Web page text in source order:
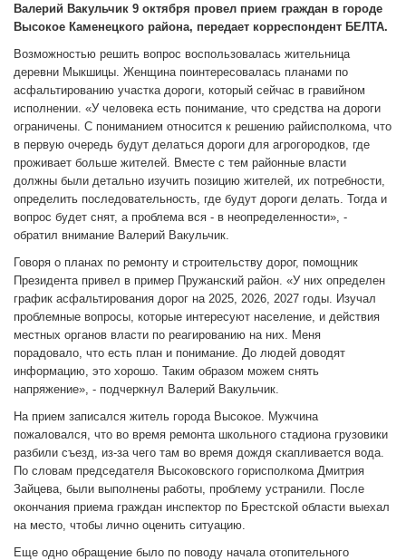
Валерий Вакульчик 9 октября провел прием граждан в городе
Высокое Каменецкого района, передает корреспондент БЕЛТА.
Возможностью решить вопрос воспользовалась жительница
деревни Мыкшицы. Женщина поинтересовалась планами по
асфальтированию участка дороги, который сейчас в гравийном
исполнении. «У человека есть понимание, что средства на дороги
ограничены. С пониманием относится к решению райисполкома, что
в первую очередь будут делаться дороги для агрогородков, где
проживает больше жителей. Вместе с тем районные власти
должны были детально изучить позицию жителей, их потребности,
определить последовательность, где будут дороги делать. Тогда и
вопрос будет снят, а проблема вся - в неопределенности», -
обратил внимание Валерий Вакульчик.
Говоря о планах по ремонту и строительству дорог, помощник
Президента привел в пример Пружанский район. «У них определен
график асфальтирования дорог на 2025, 2026, 2027 годы. Изучал
проблемные вопросы, которые интересуют население, и действия
местных органов власти по реагированию на них. Меня
порадовало, что есть план и понимание. До людей доводят
информацию, это хорошо. Таким образом можем снять
напряжение», - подчеркнул Валерий Вакульчик.
На прием записался житель города Высокое. Мужчина
пожаловался, что во время ремонта школьного стадиона грузовики
разбили съезд, из-за чего там во время дождя скапливается вода.
По словам председателя Высоковского горисполкома Дмитрия
Зайцева, были выполнены работы, проблему устранили. После
окончания приема граждан инспектор по Брестской области выехал
на место, чтобы лично оценить ситуацию.
Еще одно обращение было по поводу начала отопительного